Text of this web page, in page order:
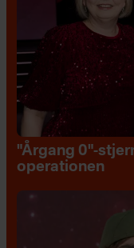
"Årgang 0"-
operationen